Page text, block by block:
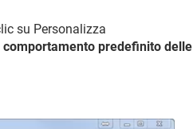
su Personalizza
comportamento predefinito delle